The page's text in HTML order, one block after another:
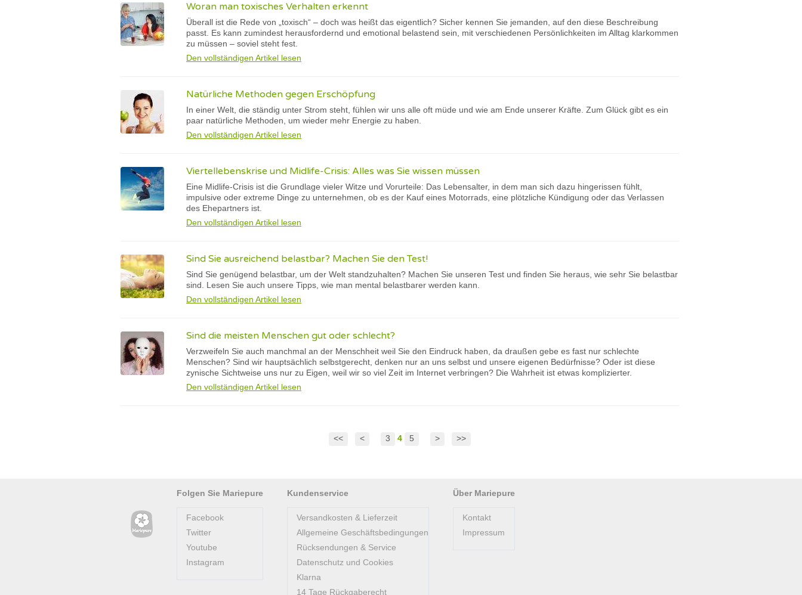
Woran man toxisches Verhalten erkennt
Überall ist die Rede von „toxisch“ – doch was heißt das eigentlich? Sicher kennen Sie jemanden, auf den diese Beschreibung
passt. Es kann zumindest herausfordernd und emotional belastend sein, mit verschiedenen Persönlichkeiten im Alltag klarkommen
zu müssen – soviel steht fest.
Den vollständigen Artikel lesen
Natürliche Methoden gegen Erschöpfung
In einer Welt, die ständig unter Strom steht, fühlen wir uns alle oft müde und wie am Ende unserer Kräfte. Zum Glück gibt es ein
paar natürliche Methoden, um wieder mehr Energie zu haben.
Den vollständigen Artikel lesen
Viertellebenskrise und Midlife-Crisis: Alles was Sie wissen müssen
Eine Midlife-Crisis ist die Grundlage vieler Witze und Vorurteile: Das Lebensalter, in dem man sich dazu hingerissen fühlt,
impulsive oder extreme Dinge zu unternehmen, ob es der Kauf eines Motorrads, eine plötzliche Kündigung oder das Verlassen
des Ehepartners ist.
Den vollständigen Artikel lesen
Sind Sie ausreichend belastbar? Machen Sie den Test!
Sind Sie genügend belastbar, um der Welt standzuhalten? Machen Sie unseren Test und finden Sie heraus, wie sehr Sie belastbar
sind. Lesen Sie auch unsere Tipps, wie man mental belastbarer werden kann.
Den vollständigen Artikel lesen
Sind die meisten Menschen gut oder schlecht?
Verzweifeln Sie auch manchmal an der Menschheit weil Sie den Eindruck haben, da draußen gebe es fast nur schlechte
Menschen? Sind wir hauptsächlich selbstgerecht, denken nur an uns selbst und unsere eigenen Bedürfnisse? Oder ist diese
zynische Sichtweise uns nur zu Eigen, weil wir so viel Zeit im Internet verbringen? Die Wahrheit ist etwas komplizierter.
Den vollständigen Artikel lesen
<< < 3 4 5 > >>
Folgen Sie Mariepure
Facebook
Twitter
Youtube
Instagram
Kundenservice
Versandkosten & Lieferzeit
Allgemeine Geschäftsbedingungen
Rücksendungen & Service
Datenschutz und Cookies
Klarna
14 Tage Rückgaberecht
Über Mariepure
Kontakt
Impressum